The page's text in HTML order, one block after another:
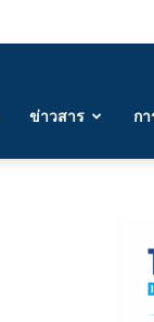
ข่าวสาร ก